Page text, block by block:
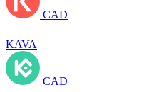
CAD
KAVA
CAD